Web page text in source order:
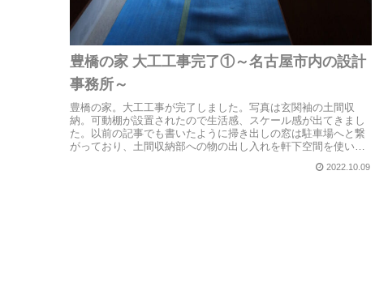
豊橋の家 大工工事完了①～名古屋市内の設計
事務所～
豊橋の家。大工工事が完了しました。写真は玄関袖の土間収
納。可動棚が設置されたので生活感、スケール感が出てきまし
た。以前の記事でも書いたように掃き出しの窓は駐車場へと繋
がっており、土間収納部への物の出し入れを軒下空間を使いな
2022.10.09